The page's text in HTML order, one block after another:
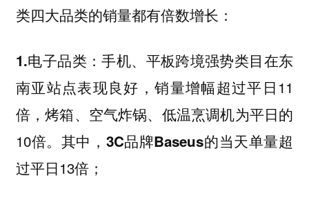
类四大品类的销量都有倍数增长：
1.电子品类：手机、平板跨境强势类目在东
南亚站点表现良好，销量增幅超过平日11
倍，烤箱、空气炸锅、低温烹调机为平日的
10倍。其中， 3C品牌Baseus的当天单量超
过平日13倍；